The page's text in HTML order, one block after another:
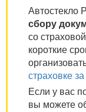
Автостекло
сбору
со
короткие
страховке
Если у вас
вы можете